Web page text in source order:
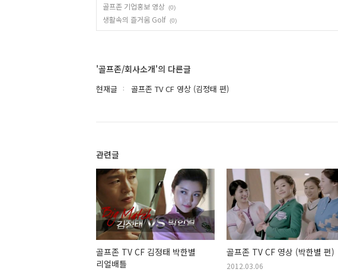
골프존 기업홍보 영상 (0)
생활속의 즐거움 Golf (0)
'골프존/회사소개'의 다른글
현재글 골프존 TV CF 영상 (김정태 편)
관련글
골프존 TV CF 김정태 박한별
리얼배틀
골프존 TV CF 영상 (박한별 편)
2012.03.06